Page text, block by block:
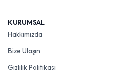
KURUMSAL
Hakkımızda
Bize Ulaşın
Gizlilik Politikası